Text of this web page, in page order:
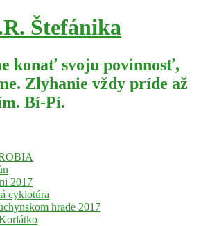
Štefánika
konať svoju povinnosť,
Zlyhanie vždy príde až
Bí-Pí.
2017
cyklotúra
hrade 2017